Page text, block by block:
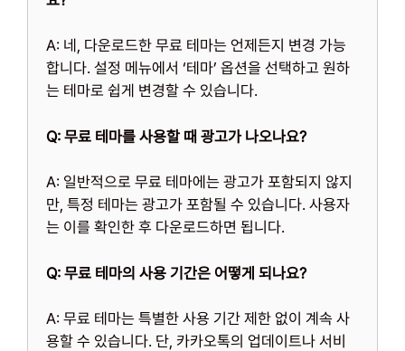
A: 네, 다운로드한 무료 테마는 언제든지 변경 가능
합니다. 설정 메뉴에서 ‘테마’ 옵션을 선택하고 원하
는 테마로 쉽게 변경할 수 있습니다.
Q: 무료 테마를 사용할 때 광고가 나오나요?
A: 일반적으로 무료 테마에는 광고가 포함되지 않지
만, 특정 테마는 광고가 포함될 수 있습니다. 사용자
는 이를 확인한 후 다운로드하면 됩니다.
Q: 무료 테마의 사용 기간은 어떻게 되나요?
A: 무료 테마는 특별한 사용 기간 제한 없이 계속 사
용할 수 있습니다. 단, 카카오톡의 업데이트나 서비